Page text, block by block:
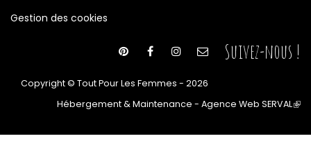
Gestion des cookies
Suivez-nous !
Copyright © Tout Pour Les Femmes - 2026
Hébergement & Maintenance - Agence Web SERVAL(le